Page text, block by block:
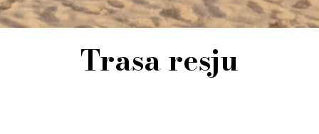
Trasa resju